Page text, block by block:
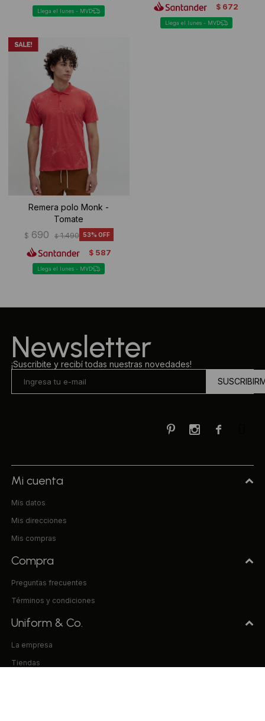
Llega el lunes - MVD $ 672
Llega el lunes - MVD
Remera polo Monk -
Tomate
$ 690 $ 1.490 53
$ 587
Llega el lunes - MVD
Newsletter
¡Suscribite y recibí todas nuestras novedades!

 
Mi cuenta
Mis datos
Mis direcciones
Mis compras
Compra
Preguntas frecuentes
Términos y condiciones
Uniform & Co.
La empresa
Tiendas